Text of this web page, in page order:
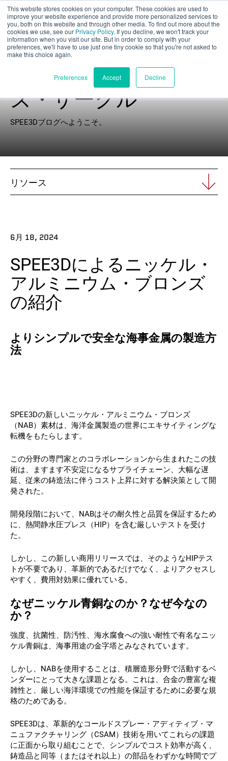
This website stores cookies on your computer. These cookies are used to
improve your website experience and provide more personalized services to
you, both on this website and through other media. To find out more about the
cookies we use, see our Privacy Policy. If you decline, we won't track your
information when you visit our site. But in order to comply with your
preferences, we'll have to use just one tiny cookie so that you're not asked to
make this choice again.
Preferences Accept Decline
パート評価
製品紹介
材料
フォローする
エクスプローラー
ズ・サークル
SPEE3Dブログへようこそ。
リソース
6月 18, 2024
SPEE3Dによるニッケル・
アルミニウム・ブロンズ
の紹介
よりシンプルで安全な海事金属の製造方
法
SPEE3Dの新しいニッケル・アルミニウム・ブロンズ
（NAB）素材は、海洋金属製造の世界にエキサイティングな
転機をもたらします。
この分野の専門家とのコラボレーションから生まれたこの技
術は、ますます不安定になるサプライチェーン、大幅な遅
延、従来の鋳造法に伴うコスト上昇に対する解決策として開
発された。
開発段階において、NABはその耐久性と品質を保証するため
に、熱間静水圧プレス（HIP）を含む厳しいテストを受け
た。
しかし、この新しい商用リリースでは、そのようなHIPテス
トが不要であり、革新的であるだけでなく、よりアクセスし
やすく、費用対効果に優れている。
なぜニッケル青銅なのか？なぜ今なの
か？
強度、抗菌性、防汚性、海水腐食への強い耐性で有名なニッ
ケル青銅は、海事用途の金字塔とみなされています。
しかし、NABを使用することは、積層造形分野で活動するベ
ンダーにとって大きな課題となる。これは、合金の豊富な複
雑性と、厳しい海洋環境での性能を保証するために必要な規
格のためである。
SPEE3Dは、革新的なコールドスプレー・アディティブ・マ
ニュファクチャリング（CSAM）技術を用いてこれらの課題
に正面から取り組むことで、シンプルでコスト効率が高く、
鋳造品と同等（またはそれ以上）の部品をわずかな時間でプ